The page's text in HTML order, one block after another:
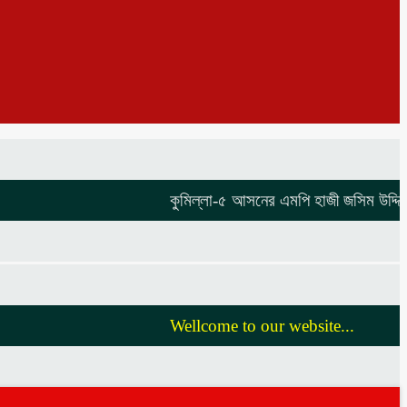
কুমিল্লা-৫ আসনের এমপি হাজী জসিম
Wellcome to our website...